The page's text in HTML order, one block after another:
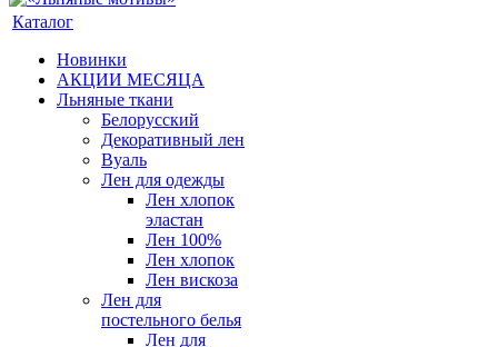
Каталог
Новинки
АКЦИИ МЕСЯЦА
Льняные ткани
Белорусский
Декоративный лен
Вуаль
Лен для одежды
Лен хлопок
эластан
Лен 100%
Лен хлопок
Лен вискоза
Лен для
постельного белья
Лен для